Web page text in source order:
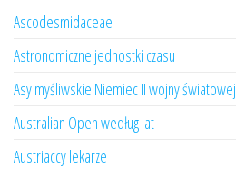
Ascodesmidaceae
Astronomiczne jednostki czasu
Asy myśliwskie Niemiec II wojny światowej
Australian Open według lat
Austriaccy lekarze